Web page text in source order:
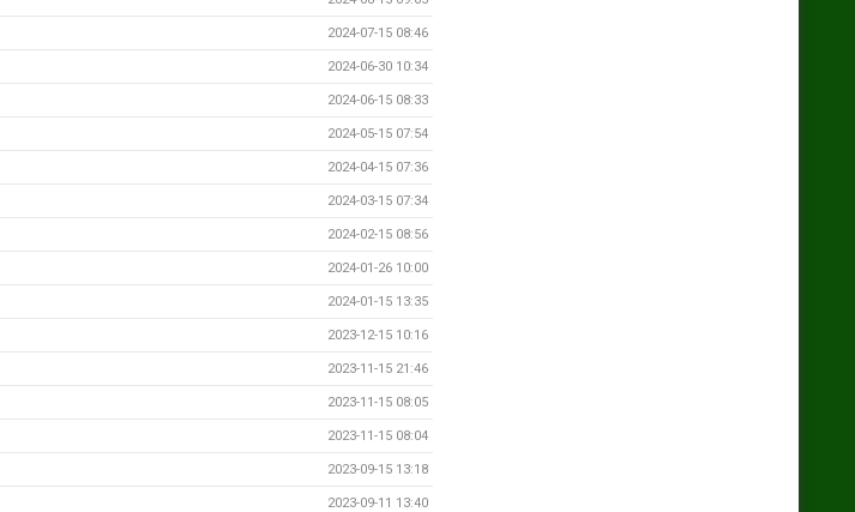
2024-07-15 08:46
2024-06-30 10:34
2024-06-15 08:33
2024-05-15 07:54
2024-04-15 07:36
2024-03-15 07:34
2024-02-15 08:56
2024-01-26 10:00
2024-01-15 13:35
2023-12-15 10:16
2023-11-15 21:46
2023-11-15 08:05
2023-11-15 08:04
2023-09-15 13:18
2023-09-11 13:40